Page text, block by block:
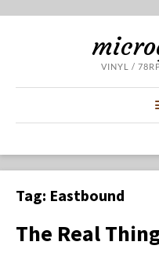
VINYL /
Tag: Eastbound
The Real